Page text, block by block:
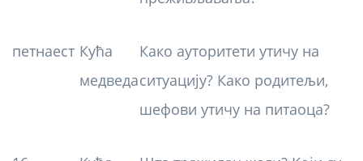
петнаест Кућа
медведа
Како ауторитети утичу на
ситуацију? Како родитељи,
шефови утичу на питаоца?